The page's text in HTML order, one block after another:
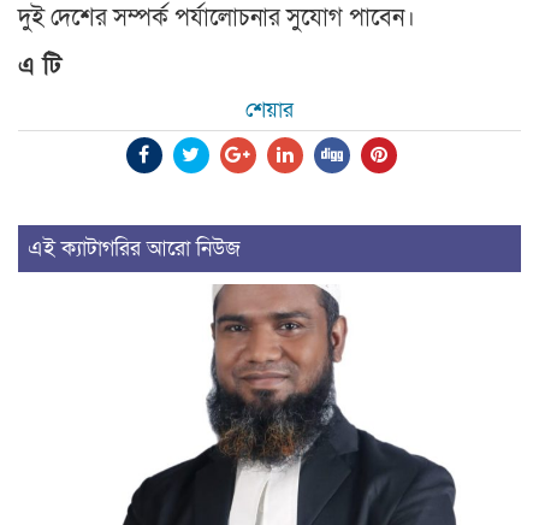
দুই দেশের সম্পর্ক পর্যালোচনার সুযোগ পাবেন।
এ টি
শেয়ার
এই ক্যাটাগরির আরো নিউজ